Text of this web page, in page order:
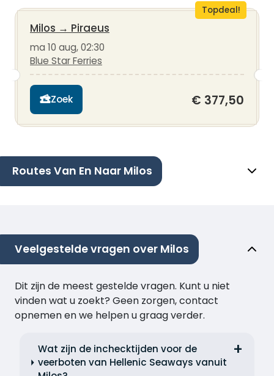
Topdeal!
Milos → Piraeus
ma 10 aug, 02:30
Blue Star Ferries
Zoek € 377,50
Routes Van En Naar Milos
Veelgestelde vragen over Milos
Dit zijn de meest gestelde vragen. Kunt u niet
vinden wat u zoekt? Geen zorgen, contact
opnemen en we helpen u graag verder.
Wat zijn de inchecktijden voor de
veerboten van Hellenic Seaways vanuit